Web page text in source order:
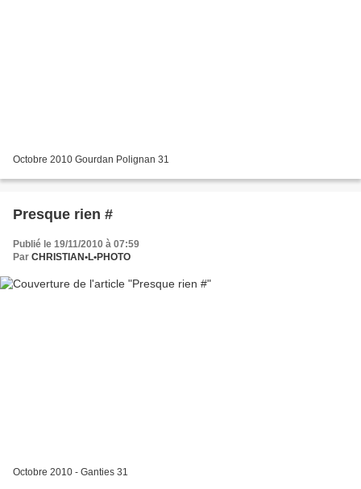
Octobre 2010 Gourdan Polignan 31
Presque rien #
Publié le 19/11/2010 à 07:59
Par CHRISTIAN•L•PHOTO
Octobre 2010 - Ganties 31